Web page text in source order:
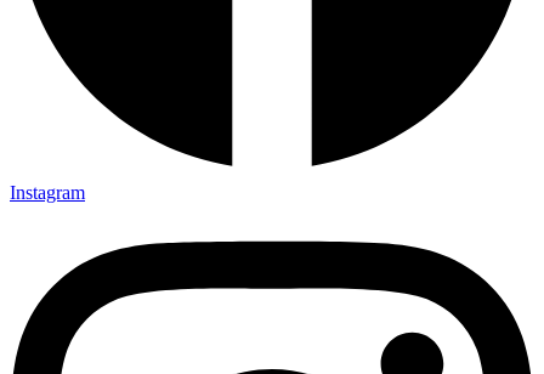
Instagram